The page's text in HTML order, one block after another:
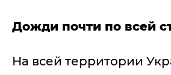
Дожди почти по всей
На всей территории